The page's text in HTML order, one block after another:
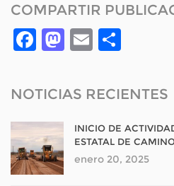
COMPARTIR
Facebook
Mastodon
Email
NOTICIAS RECIENTES
INICIO DE
ESTATAL DE
enero 20, 2025